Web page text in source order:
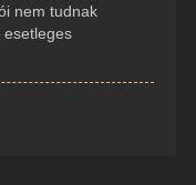
nem tudnak
esetleges